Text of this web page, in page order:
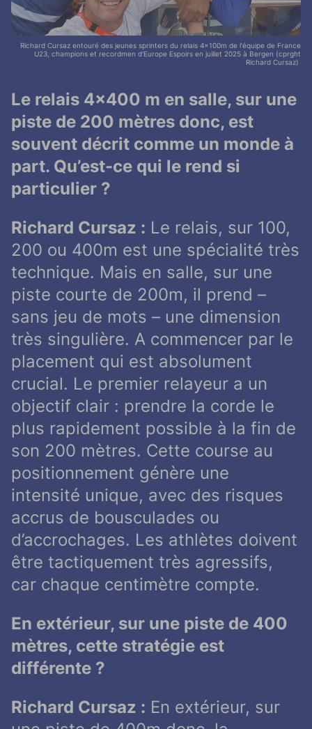
Richard Cursaz entouré des jeunes sprinters du relais 4x100m de l'équipe de France
U23, champions et recordmen d'Europe Espoirs en juillet 2025 à Bergen (cprght
Richard Cursaz).
Le relais 4×400 m en salle, sur une
piste de 200 mètres donc, est
souvent décrit comme un monde à
part. Qu’est-ce qui le rend si
particulier ?
Richard Cursaz : Le relais, sur 100,
200 ou 400m est une spécialité très
technique. Mais en salle, sur une
piste courte de 200m, il prend –
sans jeu de mots – une dimension
très singulière. A commencer par le
placement qui est absolument
crucial. Le premier relayeur a un
objectif clair : prendre la corde le
plus rapidement possible à la fin de
son 200 mètres. Cette course au
positionnement génère une
intensité unique, avec des risques
accrus de bousculades ou
d’accrochages. Les athlètes doivent
être tactiquement très agressifs,
car chaque centimètre compte.
En extérieur, sur une piste de 400
mètres, cette stratégie est
différente ?
Richard Cursaz : En extérieur, sur